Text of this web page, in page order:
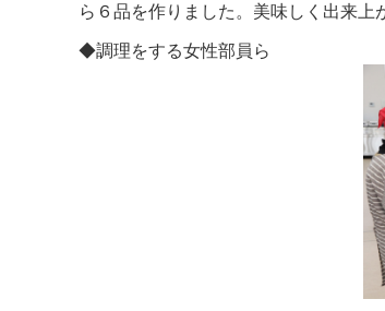
ら６品を作りました。美味しく出来上
◆調理をする女性部員ら